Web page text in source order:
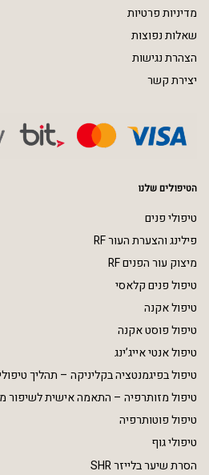
מדיניות פרטיות
שאלות נפוצות
הצהרת נגישות
יצירת קשר
הטיפולים שלנו
טיפולי פנים
פילינג והצערת העור RF
מיצוק עור הפנים RF
טיפול פנים קלאסי
טיפול אקנה
טיפול פוסט אקנה
טיפול אנטי אייג’ינג
טיפול בפיגמנטציה בקליניקה – תהליך
טיפול מזותרפיה – התאמה אישית לשיפור
טיפול פוטותרפיה
טיפולי גוף
הסרת שיער בלייזר SHR